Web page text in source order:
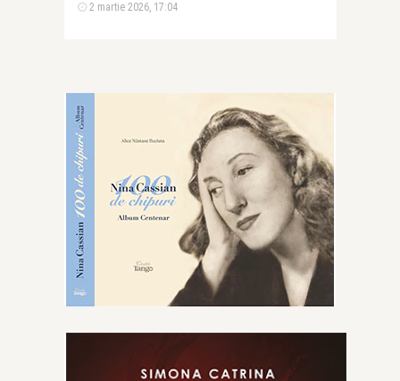
2 martie 2026, 17:04